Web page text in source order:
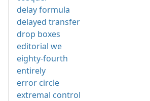
delay formula
delayed transfer
drop boxes
editorial we
eighty-fourth
entirely
error circle
extremal control